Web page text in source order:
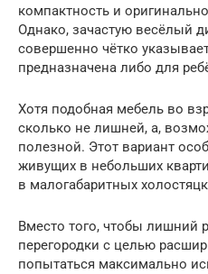
компактность и
Однако, зачастую весёлый
совершенно чётко
предназначена либо для
Хотя подобная мебель во
сколько не лишней, а,
полезной. Этот вариант
живущих в небольших
в малогабаритных
Вместо того, чтобы лишний
перегородки с целью
попытаться максимально